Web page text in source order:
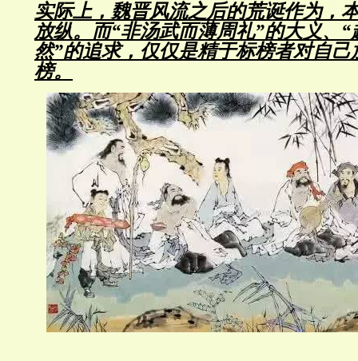
实际上，魏晋风流之后的荒诞作为，
放纵。而“非汤武而薄周礼”的大义、
然”的追求，仅仅是精于标榜者对自
榜。